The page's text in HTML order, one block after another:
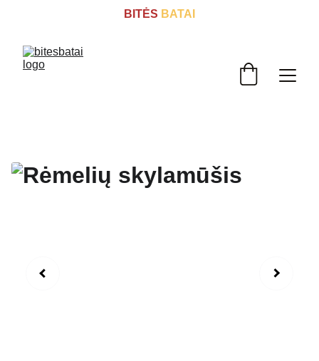
BITĖS BATAI